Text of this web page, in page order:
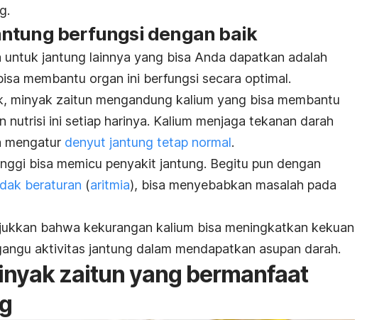
berfungsi dengan baik
jantung lainnya yang bisa Anda dapatkan adalah
membantu organ ini berfungsi secara optimal.
minyak zaitun mengandung kalium yang bisa membantu
nutrisi ini setiap harinya. Kalium menjaga tekanan darah
mengatur denyut jantung tetap normal.
bisa memicu penyakit jantung. Begitu pun dengan
beraturan (aritmia), bisa menyebabkan masalah pada
bahwa kekurangan kalium bisa meningkatkan kekuan
aktivitas jantung dalam mendapatkan asupan darah.
zaitun yang bermanfaat